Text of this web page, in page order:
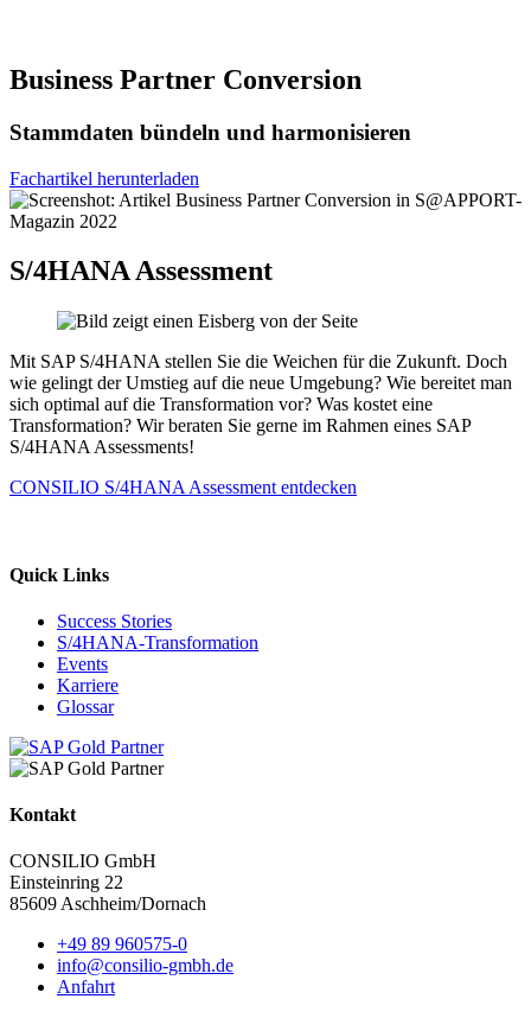
Business Partner Conversion
Stammdaten bündeln und harmonisieren
Fachartikel herunterladen
S/4HANA Assessment
Mit SAP S/4HANA stellen Sie die Weichen für die Zukunft. Doch
wie gelingt der Umstieg auf die neue Umgebung? Wie bereitet man
sich optimal auf die Transformation vor? Was kostet eine
Transformation? Wir beraten Sie gerne im Rahmen eines SAP
S/4HANA Assessments!
CONSILIO S/4HANA Assessment entdecken
Quick Links
Success Stories
S/4HANA-Transformation
Events
Karriere
Glossar
Kontakt
CONSILIO GmbH
Einsteinring 22
85609 Aschheim/Dornach
+49 89 960575-0
info@consilio-gmbh.de
Anfahrt